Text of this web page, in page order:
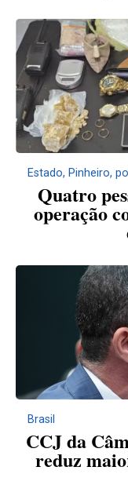
Estado, Pinheiro,
Quatro
operação
Brasil
CCJ da
reduz